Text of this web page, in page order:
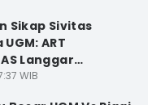
Sikap Sivitas
ART
Langgar
WIB